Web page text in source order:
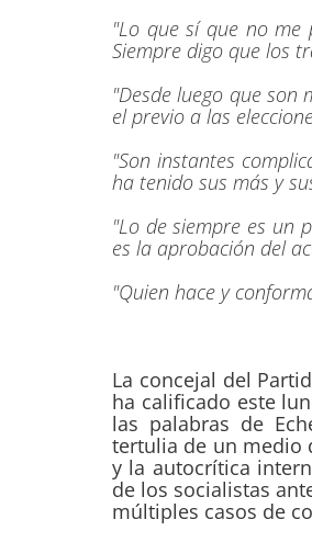
"Lo que sí que no me
Siempre digo que los
"Desde luego que son
el previo a las
"Son instantes
ha tenido sus más y
"Lo de siempre es un
es la aprobación del
"Quien hace y
La concejal del
ha calificado este
las palabras de
tertulia de un medio
y la autocrítica
de los socialistas
múltiples casos de